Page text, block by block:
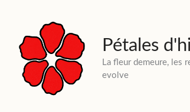
contenu
Pétales
La fleur demeure, les
evolve